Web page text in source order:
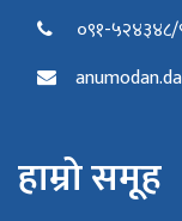
०९१-५२४३४८/
हाम्रो समूह